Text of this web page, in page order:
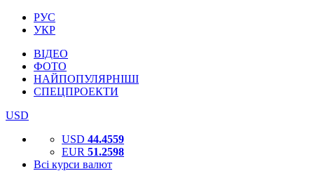
РУС
УКР
ВІДЕО
ФОТО
НАЙПОПУЛЯРНІШІ
СПЕЦПРОЕКТИ
USD
USD 44.4559
EUR 51.2598
Всі курси валют